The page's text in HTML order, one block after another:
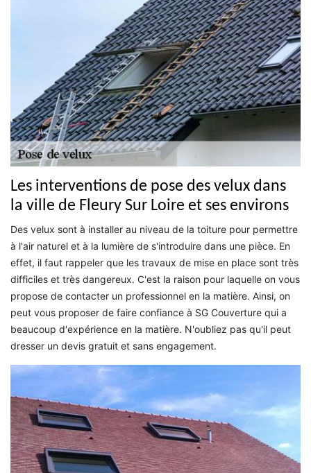
Les interventions de pose des velux dans
la ville de Fleury Sur Loire et ses environs
Des velux sont à installer au niveau de la toiture pour permettre
à l'air naturel et à la lumière de s'introduire dans une pièce. En
effet, il faut rappeler que les travaux de mise en place sont très
difficiles et très dangereux. C'est la raison pour laquelle on vous
propose de contacter un professionnel en la matière. Ainsi, on
peut vous proposer de faire confiance à SG Couverture qui a
beaucoup d'expérience en la matière. N'oubliez pas qu'il peut
dresser un devis gratuit et sans engagement.